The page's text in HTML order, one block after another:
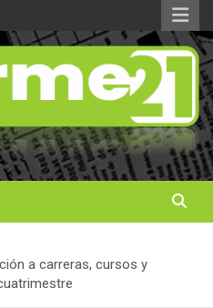
a carreras, cursos y